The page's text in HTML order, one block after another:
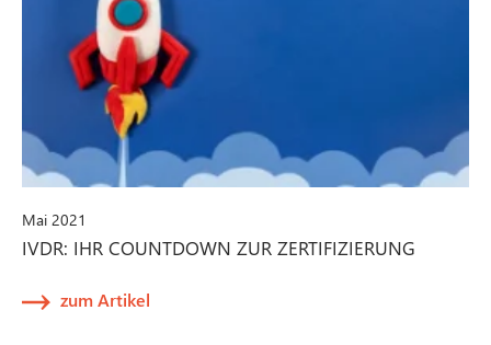
Mai 2021
IVDR: IHR COUNTDOWN ZUR ZERTIFIZIERUNG
zum Artikel